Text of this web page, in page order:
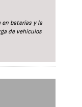
baterías y la
de vehículos